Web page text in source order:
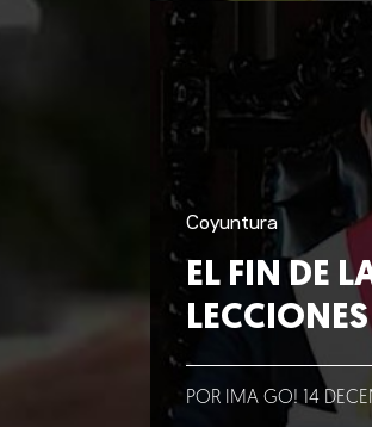
Coyuntura
EL FIN DE
POR IMA GO! 14